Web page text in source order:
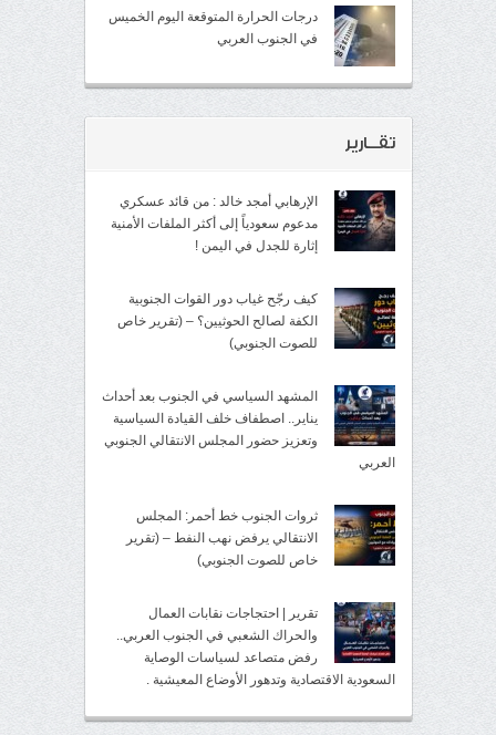
درجات الحرارة المتوقعة اليوم الخميس
في الجنوب العربي
تقــارير
الإرهابي أمجد خالد : من قائد عسكري
مدعوم سعودياً إلى أكثر الملفات الأمنية
إثارة للجدل في اليمن !
كيف رجّح غياب دور القوات الجنوبية
الكفة لصالح الحوثيين؟ – (تقرير خاص
للصوت الجنوبي)
المشهد السياسي في الجنوب بعد أحداث
يناير.. اصطفاف خلف القيادة السياسية
وتعزيز حضور المجلس الانتقالي الجنوبي
العربي
ثروات الجنوب خط أحمر: المجلس
الانتقالي يرفض نهب النفط – (تقرير
خاص للصوت الجنوبي)
تقرير | احتجاجات نقابات العمال
والحراك الشعبي في الجنوب العربي..
رفض متصاعد لسياسات الوصاية
السعودية الاقتصادية وتدهور الأوضاع المعيشية .